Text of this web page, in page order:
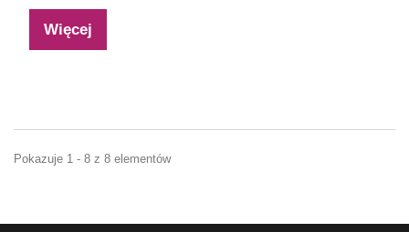
Więcej
Pokazuje 1 - 8 z 8 elementów